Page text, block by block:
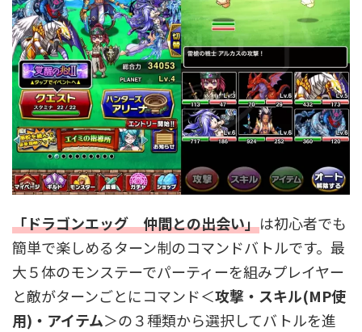
「ドラゴンエッグ 仲間との出会い」は初心者でも
簡単で楽しめるターン制のコマンドバトルです。最
大５体のモンステーでパーティーを組みプレイヤー
と敵がターンごとにコマンド＜攻撃・スキル(MP使
用)・アイテム＞の３種類から選択してバトルを進